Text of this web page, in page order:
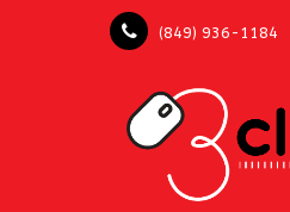
(849) 936-1184